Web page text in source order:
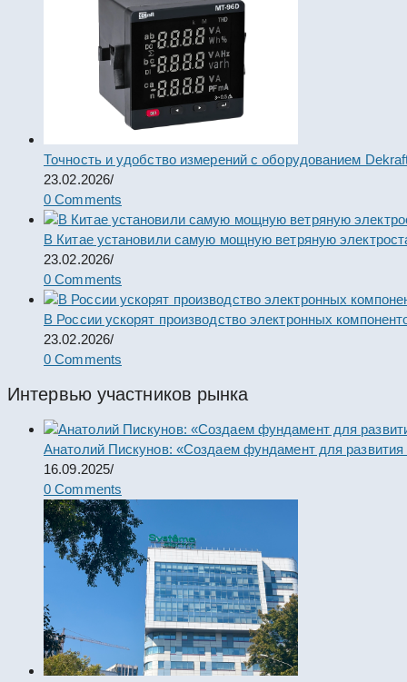
Точность и удобство измерений с оборудованием
23.02.2026/
0 Comments
В Китае установили самую мощную ветряную
23.02.2026/
0 Comments
В России ускорят производство электронных
23.02.2026/
0 Comments
Интервью участников рынка
Анатолий Пискунов: «Создаем фундамент для развития
16.09.2025/
0 Comments